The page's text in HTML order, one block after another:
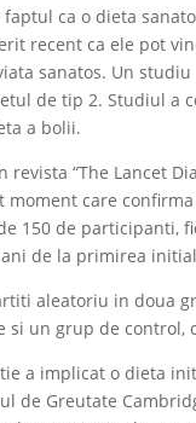
ca o dieta
recent ca ele pot
sanatos. Un
de tip 2. Studiul a
a bolii.
“The Lancet
moment care
150 de participanti,
de la primirea
aleatoriu in doua
si un grup de
a implicat o dieta
de Greutate